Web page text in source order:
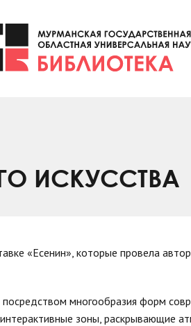
ИСКУССТВА
«Есенин», которые провела
посредством многообразия форм
зоны, раскрывающие